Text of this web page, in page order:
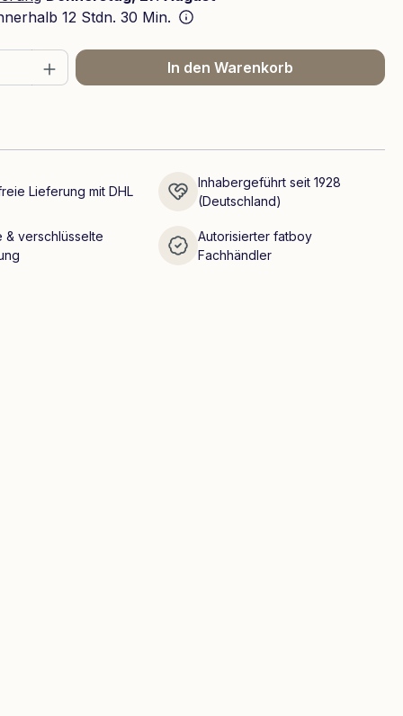
12 Stdn. 30 Min.
Anzahl: Gib den gewünschten Wert
In den Warenkorb
Lieferung mit DHL
Inhabergeführt seit 1928
(Deutschland)
& verschlüsselte
Autorisierter fatboy
Fachhändler